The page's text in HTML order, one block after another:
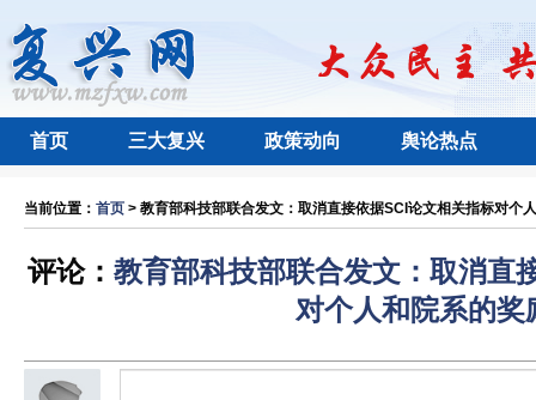
首页 三大复兴 政策动向 舆论热点
当前位置： 首页 > 教育部科技部联合发文：取消直接依据SCI论文相关指标对个
评论：教育部科技部联合发文：取消直
对个人和院系的奖